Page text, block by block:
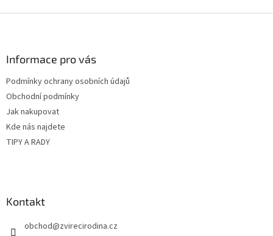
Informace pro vás
Podmínky ochrany osobních údajů
Obchodní podmínky
Jak nakupovat
Kde nás najdete
TIPY A RADY
Kontakt
obchod@zvirecirodina.cz